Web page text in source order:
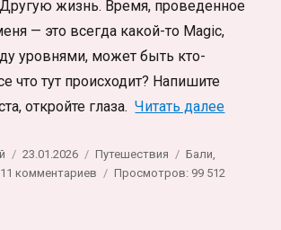
жизнь. Время, проведенное
— это всегда какой-то Magic,
уровнями, может быть кто-
что тут происходит? Напишите
откройте глаза.Читать далее«Топ
Опубликовано
23.01.2026 Рубрики
Путешествия Метки
Бали
11 комментариев Просмотров: 99 512